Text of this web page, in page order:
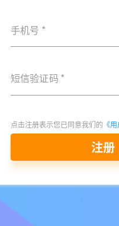
手机号 *
短信验证码 *
点击注册表示您已同意我们的 《
注册